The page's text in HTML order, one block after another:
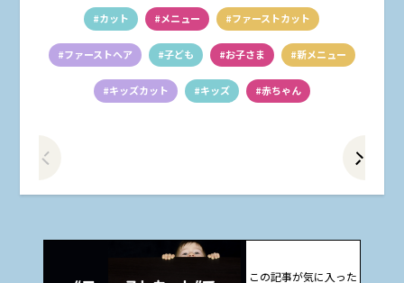
#カット #メニュー #ファーストカット
#ファーストヘア #子ども #お子さま #新メニュー
#キッズカット #キッズ #赤ちゃん
この記事が気に入った